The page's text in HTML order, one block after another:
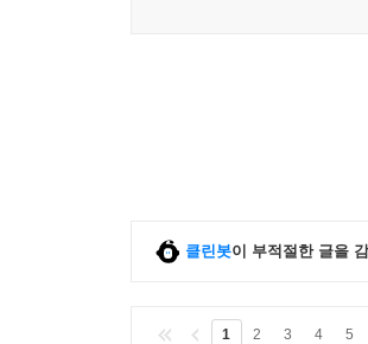
토양에 뿌려지는 살충제에
지나도록 검출되는데, 그 자
후 10년이 지나 그 모래토양
장소에 있다면 바로 제거의
클린봇이 부적절한 글을
1 2 3 4 5